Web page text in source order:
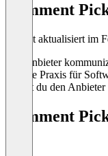
Comment
Zuletzt aktualisiert im
Der Anbieter
übliche Praxis für
kannst du den
Comment